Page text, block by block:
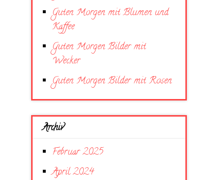
Guten Morgen mit Blumen und
Kaffee
Guten Morgen Bilder mit
Wecker
Guten Morgen Bilder mit Rosen
Archiv
Februar 2025
April 2024